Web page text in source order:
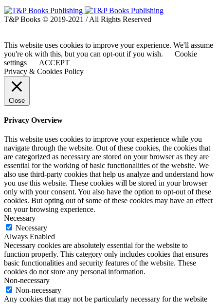
T&P Books © 2019-2021 / All Rights Reserved
This website uses cookies to improve your experience. We'll assume
you're ok with this, but you can opt-out if you wish.
Cookie
settings
ACCEPT
Privacy & Cookies Policy
Close
Privacy Overview
This website uses cookies to improve your experience while you
navigate through the website. Out of these cookies, the cookies that
are categorized as necessary are stored on your browser as they are
essential for the working of basic functionalities of the website. We
also use third-party cookies that help us analyze and understand how
you use this website. These cookies will be stored in your browser
only with your consent. You also have the option to opt-out of these
cookies. But opting out of some of these cookies may have an effect
on your browsing experience.
Necessary
Necessary
Always Enabled
Necessary cookies are absolutely essential for the website to
function properly. This category only includes cookies that ensures
basic functionalities and security features of the website. These
cookies do not store any personal information.
Non-necessary
Non-necessary
Any cookies that may not be particularly necessary for the website